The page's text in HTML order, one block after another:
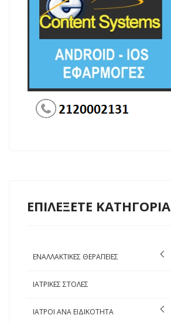
ΕΠΙΛΕΞΕΤΕ ΚΑΤΗΓΟΡΙΑ
ΕΝΑΛΛΑΚΤΙΚΕΣ ΘΕΡΑΠΕΙΕΣ
ΙΑΤΡΙΚΕΣ ΣΤΟΛΕΣ
ΙΑΤΡΟΙ ΑΝΑ ΕΙΔΙΚΟΤΗΤΑ